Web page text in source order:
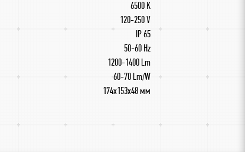
6500 K
120-250 V
IP 65
50-60 Hz
1200-1400 Lm
60-70 Lm/W
174x153x48 мм